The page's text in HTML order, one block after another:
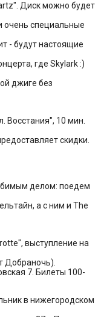
Диск можно будет
очень специальные
- будут настоящие
где Skylark :)
джиге без
Восстания", 10 мин.
скидки.
делом: поедем
а с ним и The
выступление на
Добраночь).
7. Билеты 100-
в нижегородском